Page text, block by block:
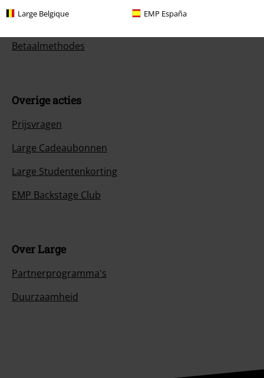
Large Belgique EMP España
Annuleer mijn BSC-lidmaatschap
Betaalmethodes
Overige acties
Prijsvragen
Large Cadeaubonnen
Large Studentenkorting
EMP Backstage Club
Over Large
Partnerprogramma's
Duurzaamheid